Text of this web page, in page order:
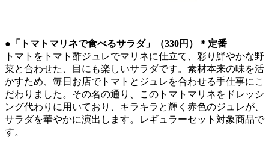
●「トマトマリネで食べるサラダ」（330円）＊定番
トマトをトマト酢ジュレでマリネに仕立て、彩り鮮やかな野
菜と合わせた、目にも楽しいサラダです。素材本来の味を活
かすため、毎日お店でトマトとジュレを合わせる手仕事にこ
だわりました。その名の通り、このトマトマリネをドレッシ
ング代わりに用いており、キラキラと輝く赤色のジュレが、
サラダを華やかに演出します。レギュラーセット対象商品で
す。